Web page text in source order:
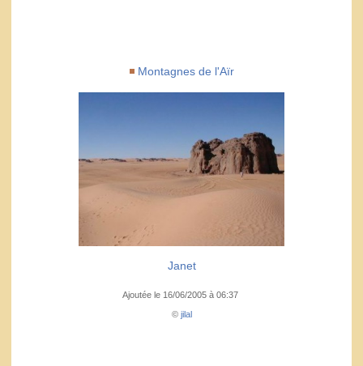
Montagnes de l'Aïr
Janet
Ajoutée le 16/06/2005 à 06:37
© jilal